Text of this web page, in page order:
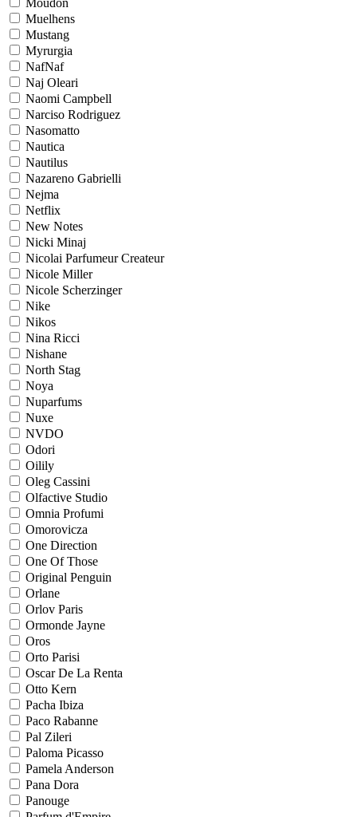
Moudon
Muelhens
Mustang
Myrurgia
NafNaf
Naj Oleari
Naomi Campbell
Narciso Rodriguez
Nasomatto
Nautica
Nautilus
Nazareno Gabrielli
Nejma
Netflix
New Notes
Nicki Minaj
Nicolai Parfumeur Createur
Nicole Miller
Nicole Scherzinger
Nike
Nikos
Nina Ricci
Nishane
North Stag
Noya
Nuparfums
Nuxe
NVDO
Odori
Oilily
Oleg Cassini
Olfactive Studio
Omnia Profumi
Omorovicza
One Direction
One Of Those
Original Penguin
Orlane
Orlov Paris
Ormonde Jayne
Oros
Orto Parisi
Oscar De La Renta
Otto Kern
Pacha Ibiza
Paco Rabanne
Pal Zileri
Paloma Picasso
Pamela Anderson
Pana Dora
Panouge